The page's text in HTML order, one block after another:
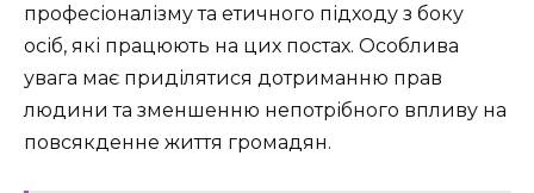
професіоналізму та етичного підходу з боку
осіб, які працюють на цих постах. Особлива
увага має приділятися дотриманню прав
людини та зменшенню непотрібного впливу на
повсякденне життя громадян.